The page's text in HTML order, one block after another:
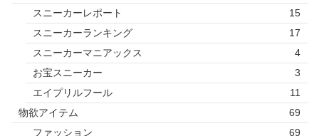
スニーカーレポート
15
スニーカーランキング
17
スニーカーマニアックス
4
お宝スニーカー
3
エイプリルフール
11
物欲アイテム
69
ファッション
69